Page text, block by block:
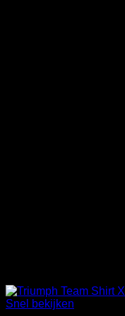
Snel bekijken